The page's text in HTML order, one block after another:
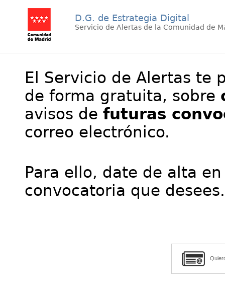
D.G. de Estrategia Digital
Servicio de Alertas de la Comunidad de
El Servicio de Alertas te
de forma gratuita, sobre
avisos de futuras
correo electrónico.
Para ello, date de alta
convocatoria que desees.